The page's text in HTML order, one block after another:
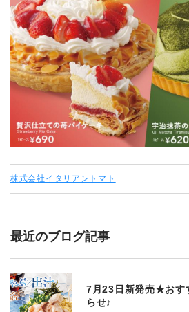
株式会社イタリアントマト
最近のブログ記事
7月23日新発売★おす
らせ♪